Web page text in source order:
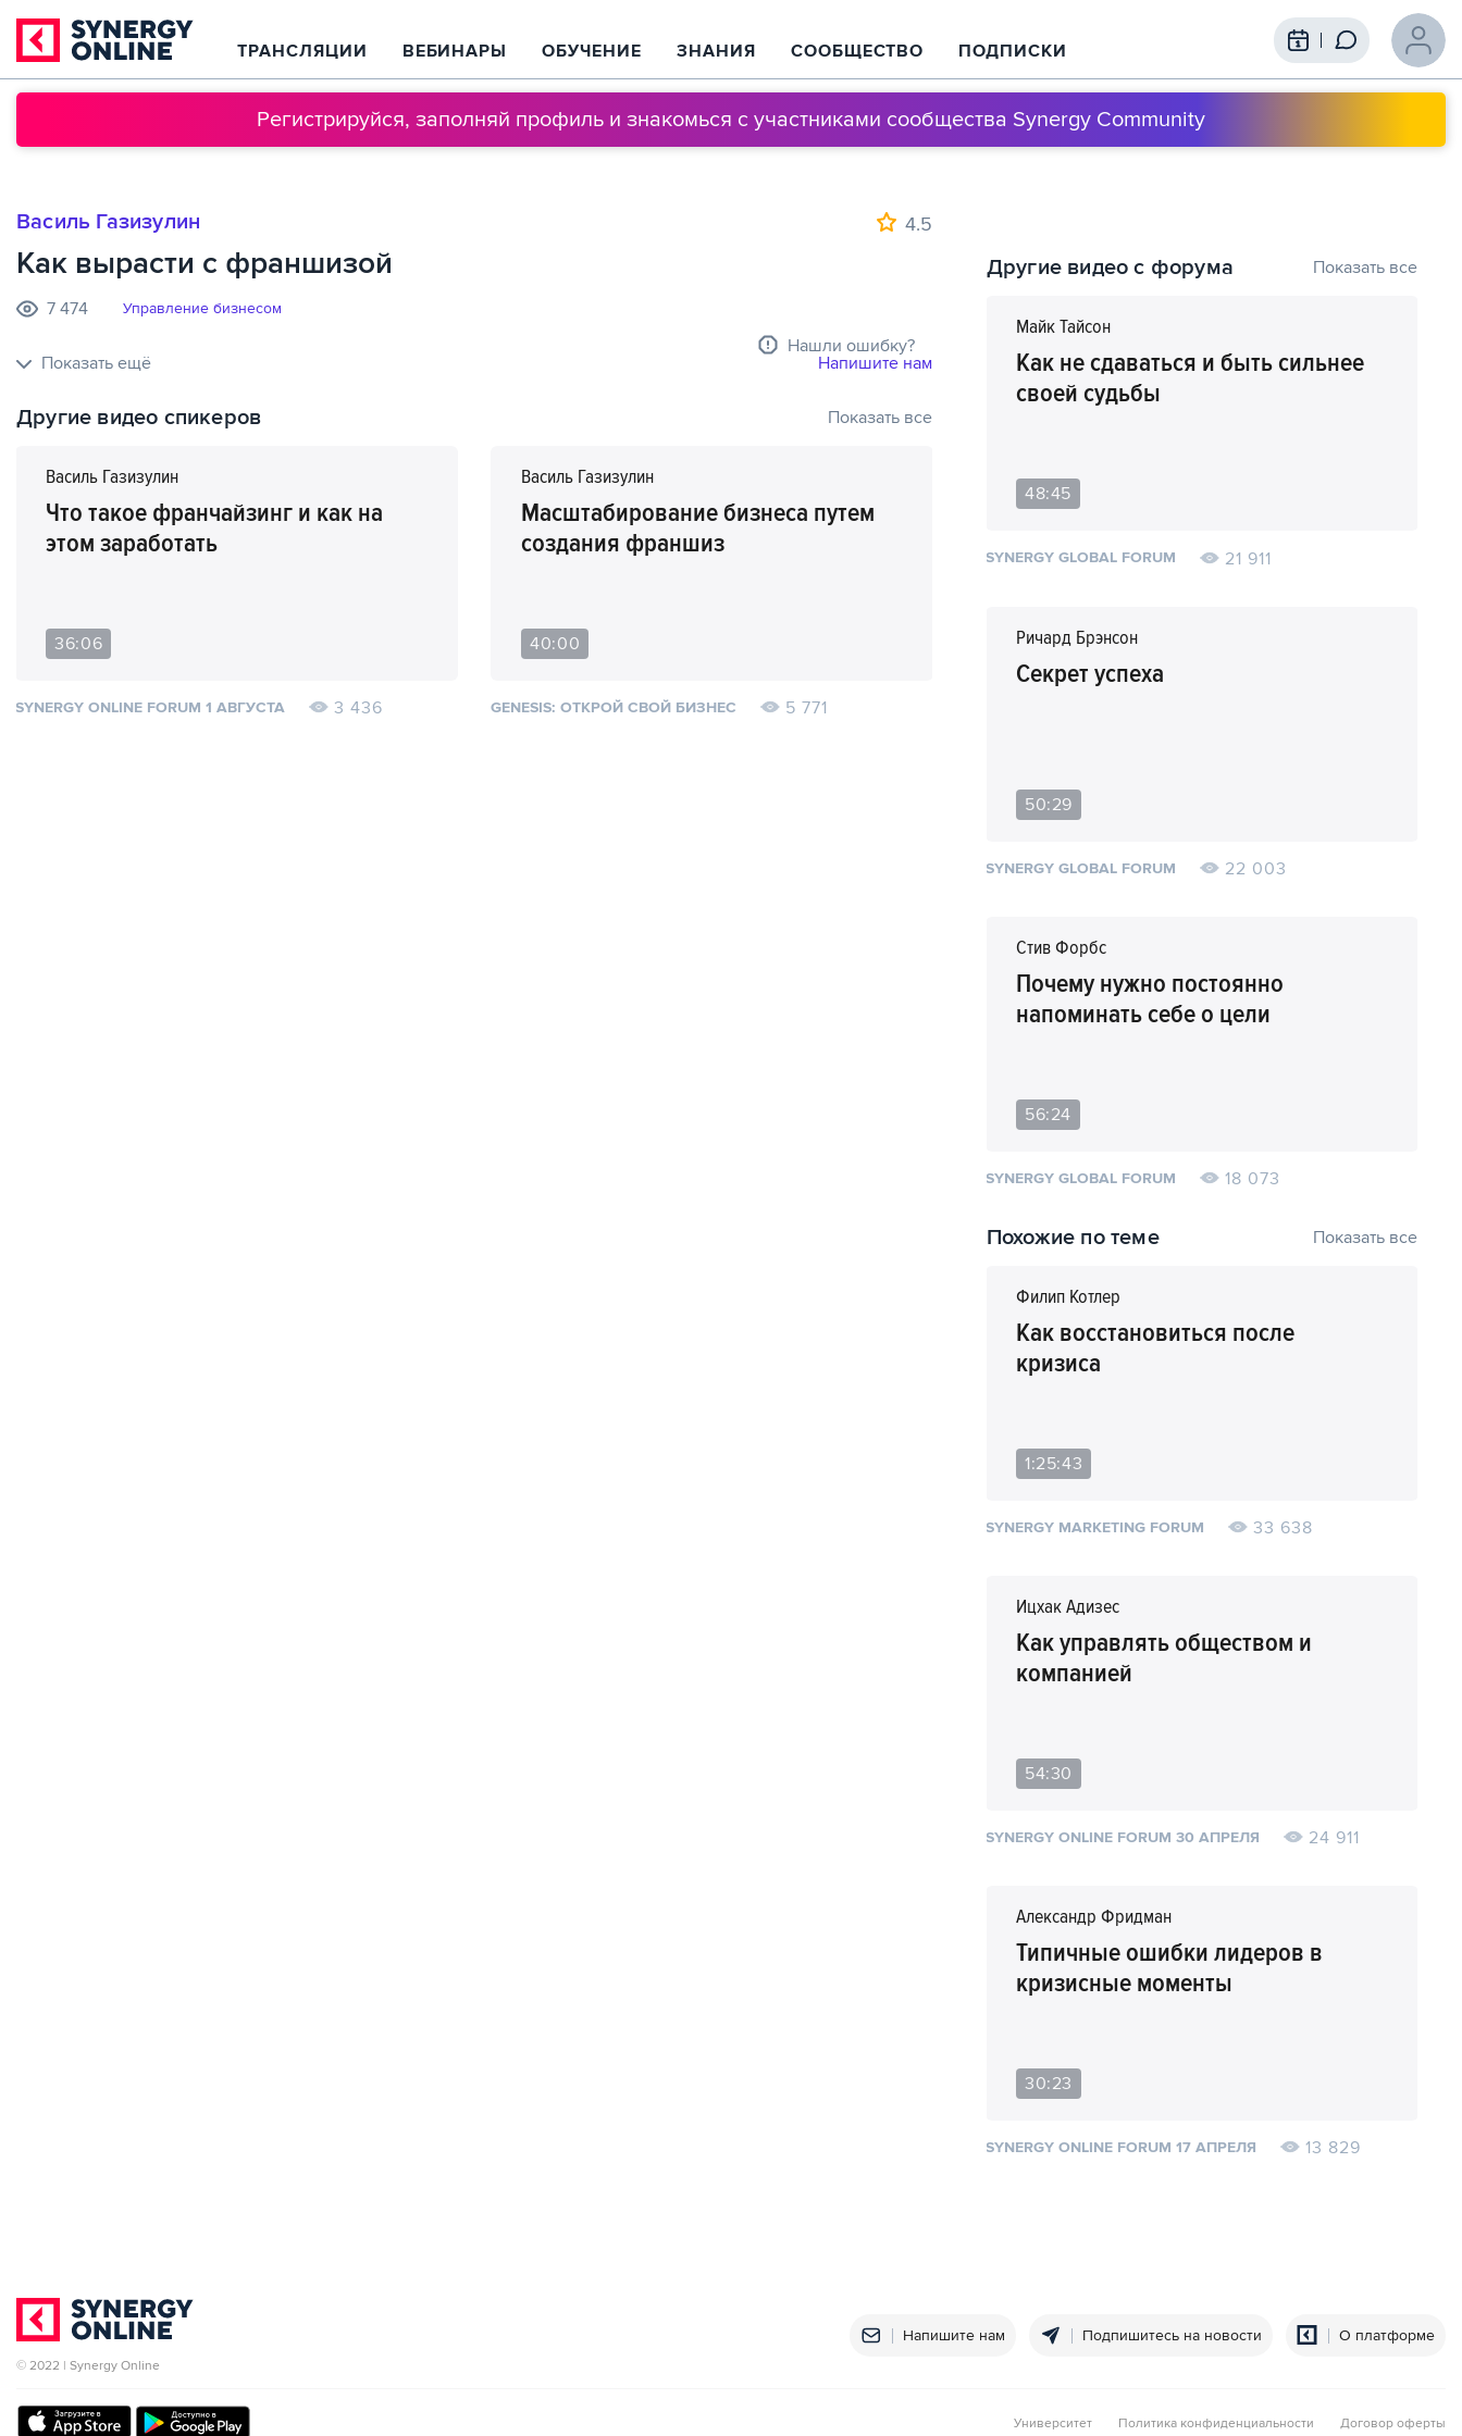
ТРАНСЛЯЦИИ ВЕБИНАРЫ ОБУЧЕНИЕ ЗНАНИЯ СООБЩЕСТВО ПОДПИСКИ
Регистрируйся, заполняй профиль и знакомься с участниками сообщества Synergy Community
Василь Газизулин
Как вырасти с франшизой
7 474 Управление бизнесом
Показать ещё
4.5
Нашли ошибку?
Напишите нам
Другие видео спикеров Показать все
Василь Газизулин
Что такое франчайзинг и как на
этом заработать
36:06
SYNERGY ONLINE FORUM 1 АВГУСТА 3 436
Василь Газизулин
Масштабирование бизнеса путем
создания франшиз
40:00
GENESIS: ОТКРОЙ СВОЙ БИЗНЕС 5 771
Другие видео с форума Показать все
Майк Тайсон
Как не сдаваться и быть сильнее
своей судьбы
48:45
SYNERGY GLOBAL FORUM 21 911
Ричард Брэнсон
Секрет успеха
50:29
SYNERGY GLOBAL FORUM 22 003
Стив Форбс
Почему нужно постоянно
напоминать себе о цели
56:24
SYNERGY GLOBAL FORUM 18 073
Похожие по теме Показать все
Филип Котлер
Как восстановиться после
кризиса
1:25:43
SYNERGY MARKETING FORUM 33 638
Ицхак Адизес
Как управлять обществом и
компанией
54:30
SYNERGY ONLINE FORUM 30 АПРЕЛЯ 24 911
Александр Фридман
Типичные ошибки лидеров в
кризисные моменты
30:23
SYNERGY ONLINE FORUM 17 АПРЕЛЯ 13 829
© 2022 | Synergy Online
Напишите нам Подпишитесь на новости О платформе
Университет Политика конфиденциальности Договор оферты